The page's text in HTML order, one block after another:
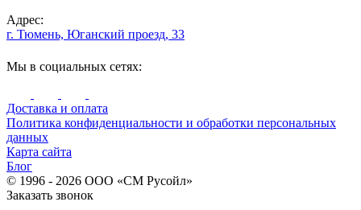
Адрес:
г. Тюмень, Юганский проезд, 33
Мы в социальных сетях:
Доставка и оплата
Политика конфиденциальности и обработки персональных
данных
Карта сайта
Блог
© 1996 - 2026 ООО «СМ Русойл»
Заказать звонок